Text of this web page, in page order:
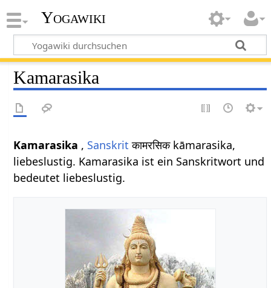
Yogawiki
Kamarasika
Kamarasika , Sanskrit कामरसिक kāmarasika,
liebeslustig. Kamarasika ist ein Sanskritwort und
bedeutet liebeslustig.